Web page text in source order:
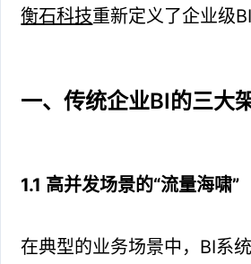
衡石科技重新定义了企业级
一、传统企业BI的三大
1.1 高并发场景的“流量海啸”
在典型的业务场景中，BI系